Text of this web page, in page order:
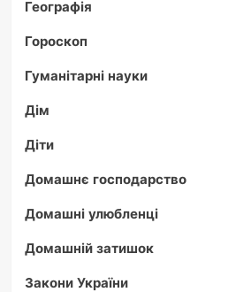
Географія
Гороскоп
Гуманітарні науки
Дім
Діти
Домашнє господарство
Домашні улюбленці
Домашній затишок
Закони України